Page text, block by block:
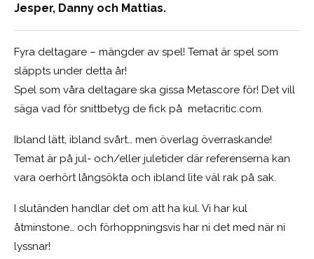
Jesper, Danny och Mattias.
Fyra deltagare – mängder av spel! Temat är spel som
släppts under detta år!
Spel som våra deltagare ska gissa Metascore för! Det vill
säga vad för snittbetyg de fick på metacritic.com.
Ibland lätt, ibland svårt… men överlag överraskande!
Temat är på jul- och/eller juletider där referenserna kan
vara oerhört långsökta och ibland lite väl rak på sak.
I slutänden handlar det om att ha kul. Vi har kul
åtminstone… och förhoppningsvis har ni det med när ni
lyssnar!